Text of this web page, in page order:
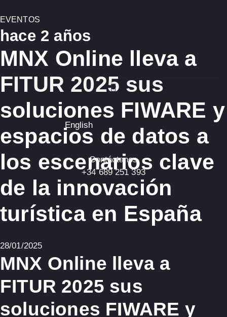
English
Contáctanos
+34 689 251 393
EVENTOS
hace 2 años
MNX Online lleva a
FITUR 2025 sus
soluciones FIWARE y
espacios de datos a
los escenarios clave
de la innovación
turística en España
28/01/2025
MNX Online lleva a
FITUR 2025 sus
soluciones FIWARE y